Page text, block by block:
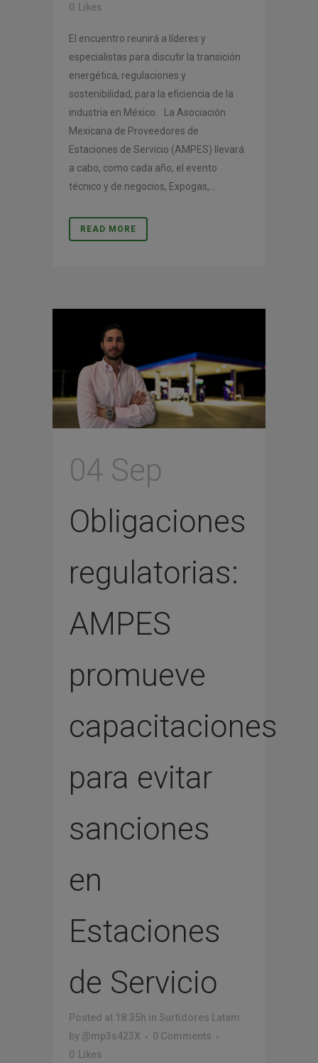
0
Likes
El encuentro reunirá a líderes y
especialistas para discutir la transición
energética, regulaciones y
sostenibilidad, para la eficiencia de la
industria en México. La Asociación
Mexicana de Proveedores de
Estaciones de Servicio (AMPES) llevará
a cabo, como cada año, el evento
técnico y de negocios, Expogas,...
READ MORE
04 Sep
Obligaciones
regulatorias:
AMPES
promueve
capacitaciones
para evitar
sanciones
en
Estaciones
de Servicio
Posted at 18:35h in Surtidores Latam
by @mp3s423X
0 Comments
0 Likes